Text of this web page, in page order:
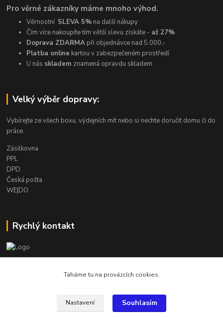
Pro věrné zákazníky máme mnoho výhod.
Věrnostní SLEVA 5% na další nákupy
Čím více nakoupíte tím větší slevu získáte - až 27%
Doprava ZDARMA při objednávce nad 5.000,-
Platba online kartou v zabezpečeném prostředí
U nás skladem znamená opravdu skladem
Velký výběr dopravy:
Vybírejte ze všech boxu, výdejních mít nebo si nechte doručit domu či do
práce.
Zásilkovna
PPL
DPD
Česká pošta
WE|DO
Rychlý kontakt
info@armygalanterie.czTaháme tu na provázcích cookies.
Nastavení Souhlasím